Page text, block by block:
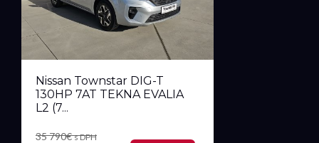
Nissan Townstar DIG-T
130HP 7AT TEKNA EVALIA
L2 (7...
35 790€s DPH